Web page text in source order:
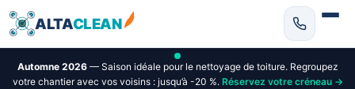
ALTACLEAN
Automne 2026— Saison idéale pour le nettoyage de toiture. Regroupez
votre chantier avec vos voisins : jusqu’à -20 %. Réservez votre créneau →